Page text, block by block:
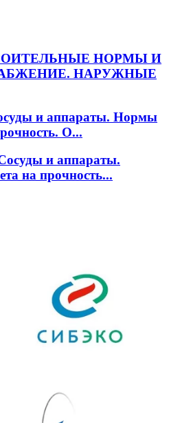
НОРМЫ И
НАРУЖНЫЕ
и аппараты. Нормы
О...
и аппараты.
на прочность...